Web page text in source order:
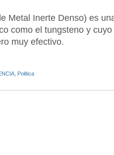
Metal Inerte Denso) es
como el tungsteno y
muy efectivo.
Politica